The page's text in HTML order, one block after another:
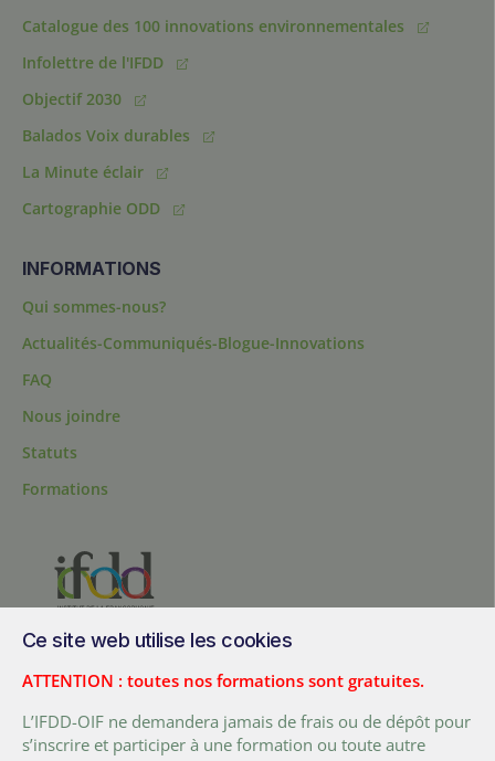
Catalogue des 100 innovations environnementales
Infolettre de l'IFDD
Objectif 2030
Balados Voix durables
La Minute éclair
Cartographie ODD
INFORMATIONS
Qui sommes-nous?
Actualités-Communiqués-Blogue-Innovations
FAQ
Nous joindre
Statuts
Formations
Canada
Tél. :+ (1) 418 692 5727
Fax :+ (1) 418 692 5644
Ce site web utilise les cookies
ATTENTION : toutes nos formations sont gratuites.
L’IFDD-OIF ne demandera jamais de frais ou de dépôt pour
s’inscrire et participer à une formation ou toute autre